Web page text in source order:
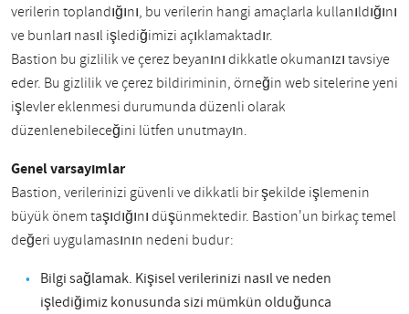
verilerin toplandığını, bu verilerin hangi amaçlarla kullanıldığını
ve bunları nasıl işlediğimizi açıklamaktadır.
Bastion bu gizlilik ve çerez beyanını dikkatle okumanızı tavsiye
eder. Bu gizlilik ve çerez bildiriminin, örneğin web sitelerine yeni
işlevler eklenmesi durumunda düzenli olarak
düzenlenebileceğini lütfen unutmayın.
Genel varsayımlar
Bastion, verilerinizi güvenli ve dikkatli bir şekilde işlemenin
büyük önem taşıdığını düşünmektedir. Bastion'un birkaç temel
değeri uygulamasının nedeni budur:
Bilgi sağlamak. Kişisel verilerinizi nasıl ve neden
işlediğimiz konusunda sizi mümkün olduğunca